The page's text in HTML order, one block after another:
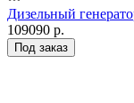
Дизельный
109090 р.
Под заказ